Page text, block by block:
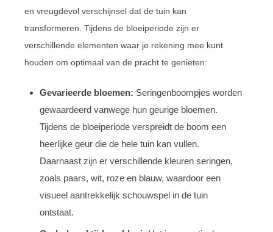
en vreugdevol verschijnsel dat de tuin kan
transformeren. Tijdens de bloeiperiode zijn er
verschillende elementen waar je rekening mee kunt
houden om optimaal van de pracht te genieten:
Gevarieerde bloemen: Seringenboompjes worden
gewaardeerd vanwege hun geurige bloemen.
Tijdens de bloeiperiode verspreidt de boom een
heerlijke geur die de hele tuin kan vullen.
Daarnaast zijn er verschillende kleuren seringen,
zoals paars, wit, roze en blauw, waardoor een
visueel aantrekkelijk schouwspel in de tuin
ontstaat.